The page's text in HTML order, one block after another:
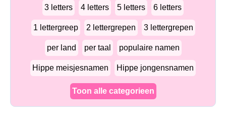
3 letters 4 letters 5 letters 6 letters
1 lettergreep 2 lettergrepen 3 lettergrepen
per land per taal populaire namen
Hippe meisjesnamen Hippe jongensnamen
Toon alle categorieen